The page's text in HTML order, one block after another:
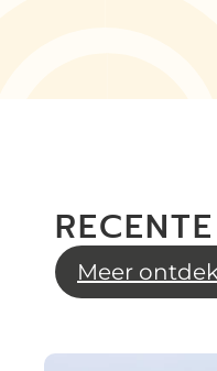
Meer